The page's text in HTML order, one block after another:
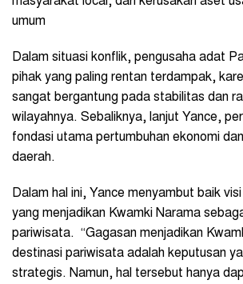
umum
Dalam situasi konflik, pengusaha adat
pihak yang paling rentan terdampak,
sangat bergantung pada stabilitas dan
wilayahnya. Sebaliknya, lanjut Yance,
fondasi utama pertumbuhan ekonomi
daerah.
Dalam hal ini, Yance menyambut baik
yang menjadikan Kwamki Narama
pariwisata. “Gagasan menjadikan
destinasi pariwisata adalah keputusan
strategis. Namun, hal tersebut hanya